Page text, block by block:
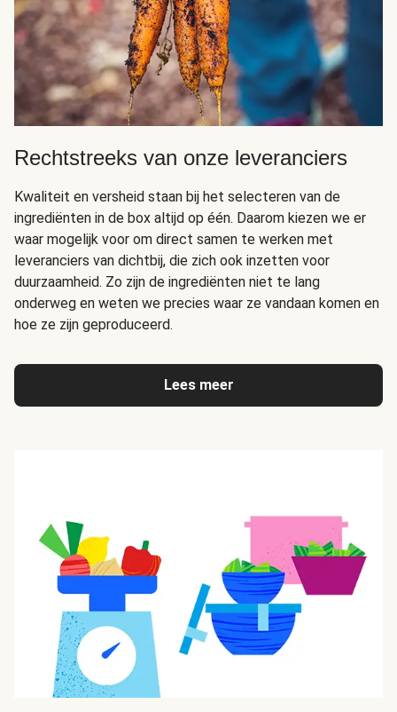
Rechtstreeks van onze leveranciers
Kwaliteit en versheid staan bij het selecteren van de
ingrediënten in de box altijd op één. Daarom kiezen we er
waar mogelijk voor om direct samen te werken met
leveranciers van dichtbij, die zich ook inzetten voor
duurzaamheid. Zo zijn de ingrediënten niet te lang
onderweg en weten we precies waar ze vandaan komen en
hoe ze zijn geproduceerd.
Lees meer